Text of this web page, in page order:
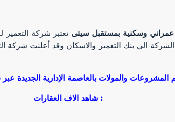
عمراني وسكنية بمستقبل سيتى تعتبر شركة
الي بنك التعمير والاسكان وقد أعلنت شركة
شاهد الاف العقارات :